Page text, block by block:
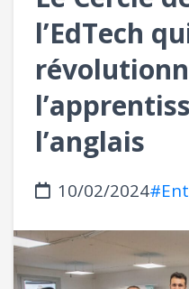
l’EdTech
l’anglais
10/02/2024